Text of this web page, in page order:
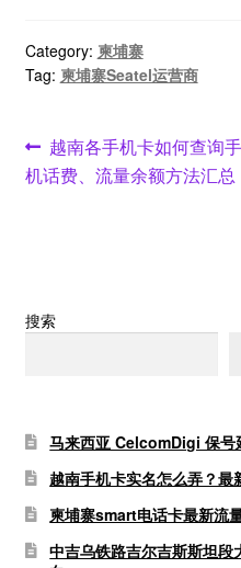
Category: 柬埔寨
Tag: 柬埔寨Seatel运营商
文
章
Previous
post:
越南各手机卡如何查询手
机话费、流量余额方法汇总
搜索
马来西亚 CelcomDigi 保号
越南手机卡实名怎么弄？
柬埔寨smart电话卡最新流
中吉乌铁路吉尔吉斯斯坦